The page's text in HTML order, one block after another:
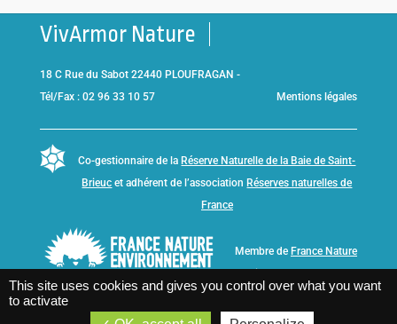
VivArmor Nature
18 C Rue du Sabot 22440 PLOUFRAGAN -
Tél/Fax : 02 96 33 10 57
Mentions légales
Co-gestionnaire de la Réserve Naturelle de la Baie de Saint-
Brieuc et adhérent de l’association Réserves naturelles de
France
Membre de France Nature
This site uses cookies and gives you control over what you want
to activate